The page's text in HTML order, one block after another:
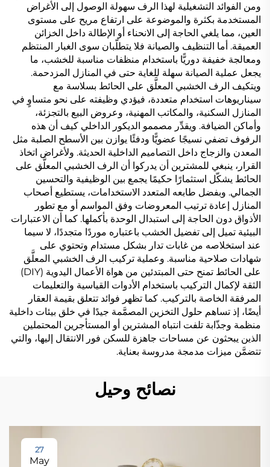
ومن الفوائد التشغيلية لهذا الرف سهولة الوصول إلى الأغراض
المستخدمة بكثرة والموضوعة على ارتفاع مريح على مستوى
العين، مما يلغي الحاجة إلى الانحناء أو الإطالة داخل الخزائن
العميقة. أما التنظيف والصيانة فلا يتطلّبان سوى الغبار المنتظم
ومعالجة خفيفة دوريًّا باستخدام منظفات مناسبة للخشب، ما
يجعل عملية الصيانة سهلة للغاية حتى في المنازل المزدحمة.
ويتكيف الرف الخشبي المعلَّق على الحائط بسلاسة مع
سيناريوهات استخدام متعددة، فيؤدي وظيفته على نحو متساوٍ في
المنازل السكنية، والمكاتب المهنية، وعروض البيع بالتجزئة،
وأماكن الضيافة. ويقدِّر مصممو الديكور الداخلي كيف أن هذه
الرفوف تضفي نسيجًا عضويًّا ودفئًا يوازن بين الأسطح الصلبة مثل
المعدن والزجاج داخل التصاميم الداخلية الحديثة. ولأغراض اتخاذ
القرار، ينبغي للمشترين أن يدركوا أن الرف الخشبي المعلَّق على
الحائط يشكّل استثمارًا حكيمًا يجمع بين الوظيفية والتحسين
الجمالي. وبفضل طابعه المتعدد الاستخدامات، يستطيع أصحاب
المنازل إعادة ترتيب المعروضات وفق المواسم أو مع تطور
الأذواق دون الحاجة إلى استبدال الوحدة بأكملها. كما أن الاعتبارات
البيئية تميل إلى تفضيل الخشب باعتباره موردًا متجددًا، لا سيما
عند استخلاصه من غابات تدار بشكل مستدام وتحتوي على
شهادات صلاحية مناسبة. وعملية تركيب الرف الخشبي المعلَّق
على الحائط تمنح حتى المبتدئين من هواة الأعمال اليدوية (DIY)
الثقة لإكمال التركيب باستخدام الأدوات القياسية والتعليمات
المرفقة الخاصة بالتركيب. كما تظهر فوائد تتعلق بقيمة العقار
أيضًا، إذ تساهم حلول التخزين المصمَّمة جيدًا في خلق بيئات داخلية
منظمة وجذّابة تلفت انتباه المشترين أو المستأجرين المحتملين
الذين يبحثون عن مساحات جاهزة للسكن فور الانتقال إليها، والتي
تتضمَّن ميزات مدمجة مدروسة بعناية.
نصائح وحيل
27
May